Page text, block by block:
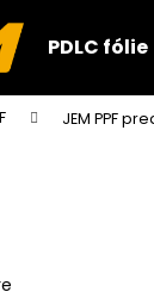
PDLC fólie
JEM PPF